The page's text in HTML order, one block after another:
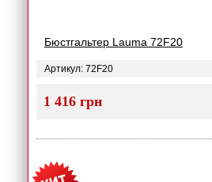
Бюстгальтер Lauma 72F20
Артикул: 72F20
1 416 грн